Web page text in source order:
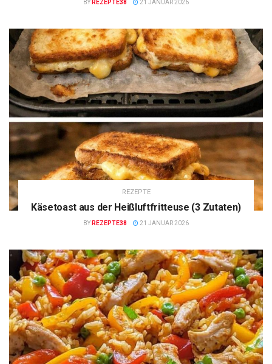
BY REZEPTE38 21 JANUAR 2026
REZEPTE
Käsetoast aus der Heißluftfritteuse (3 Zutaten)
BY REZEPTE38 21 JANUAR 2026